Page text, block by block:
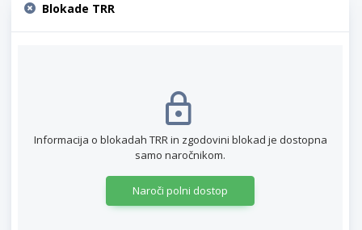
Blokade TRR
Informacija o blokadah TRR in zgodovini blokad je dostopna
samo naročnikom.
Naroči polni dostop